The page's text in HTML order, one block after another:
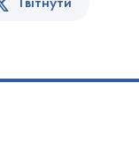
Твітнути